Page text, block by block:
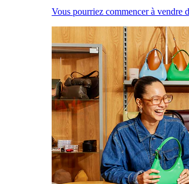
Vous pourriez commencer à vendre